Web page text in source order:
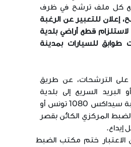
كل ملف ترشح في ظرف
إعلان للتعبير عن الرغبة
لاستلزام قطع أراضي بلدية
طوابق للسيارات بمدينة
الترشحات، عن طريق
السريع إلى بلدية
سيداكس 1080تونس أو
المركزي الكائن بقصر
إيداع.
ختم مكتب الضبط